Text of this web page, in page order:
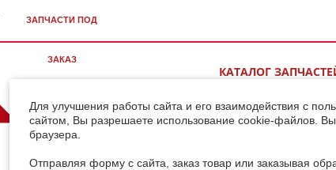
Для улучшения работы сайта и его взаимодействия с
сайтом, Вы разрешаете использование cookie-файлов.
браузера.
Отправляя форму с сайта, заказ товар или заказывая
ЗАПЧАСТИ ПОД
ЗАКАЗ
КАТАЛОГ
ВИДЕОГАЛЕРЕЯ